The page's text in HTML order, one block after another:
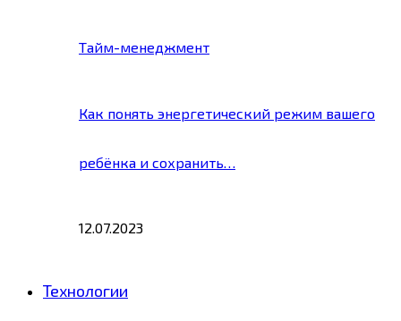
Тайм-менеджмент
Как понять энергетический режим вашего
ребёнка и сохранить…
12.07.2023
Технологии